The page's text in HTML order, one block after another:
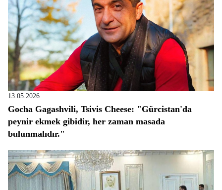
13.05.2026
Gocha Gagashvili, Tsivis Cheese: "Gürcistan'da
peynir ekmek gibidir, her zaman masada
bulunmalıdır."